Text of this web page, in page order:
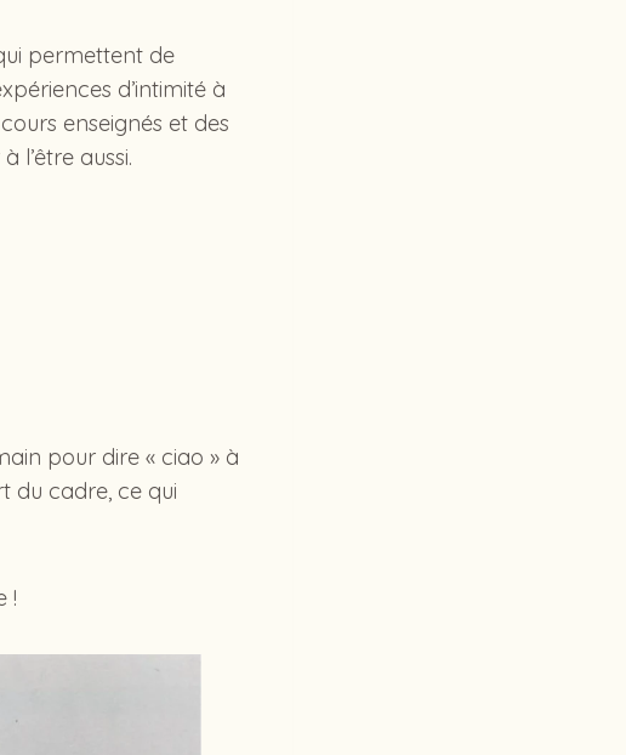
permettent de
d’intimité à
enseignés et des
l’être aussi.
pour dire « ciao » à
du cadre, ce qui
!